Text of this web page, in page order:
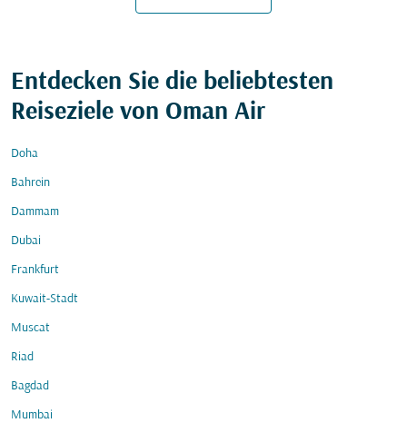
Entdecken Sie die beliebtesten
Reiseziele von Oman Air
Doha
Bahrein
Dammam
Dubai
Frankfurt
Kuwait-Stadt
Muscat
Riad
Bagdad
Mumbai